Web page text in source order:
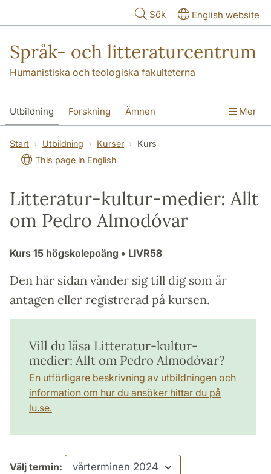
Sök English website
Språk- och litteraturcentrum
Humanistiska och teologiska fakulteterna
Utbildning Forskning Ämnen
SOL-husen Kontakt Institutionen
översättning till svenska
Mer
Start Utbildning Kurser
Kurs
This page in English
Litteratur-kultur-medier: Allt
om Pedro Almodóvar
Kurs 15 högskolepoäng • LIVR58
Den här sidan vänder sig till dig som är
antagen eller registrerad på kursen.
Vill du läsa Litteratur-kultur-
medier: Allt om Pedro Almodóvar?
En utförligare beskrivning av utbildningen och
information om hur du ansöker hittar du på
lu.se.
Välj termin: